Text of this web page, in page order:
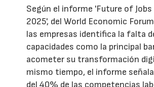
Según el informe 'Future of
2025', del World Economic
las empresas identifica la falta
capacidades como la principal
acometer su transformación
mismo tiempo, el informe
del 40% de las competencias